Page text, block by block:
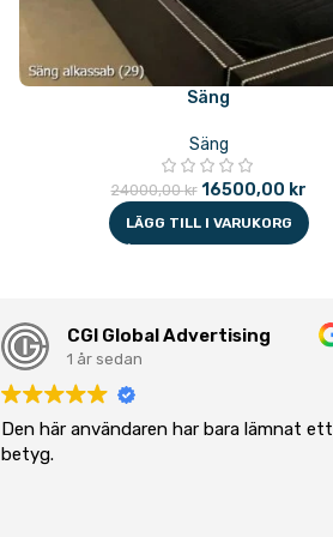
Säng
Säng
24000,00kr 16500,00 kr
LÄGG TILL I VARUKORG
CGI Global Advertising
1 år sedan
Den här användaren har bara lämnat ett
betyg.